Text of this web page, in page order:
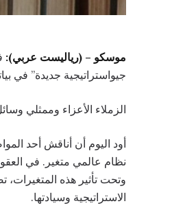
موسكو – (رياليست عربي):
جيواستراتيجية جديدة” في
الزملاء الأعزاء وممثلي
أود اليوم أن أناقش أحد
نظام عالمي متغير. في
وتحت تأثير هذه
الاستراتيجية وسيادتها.